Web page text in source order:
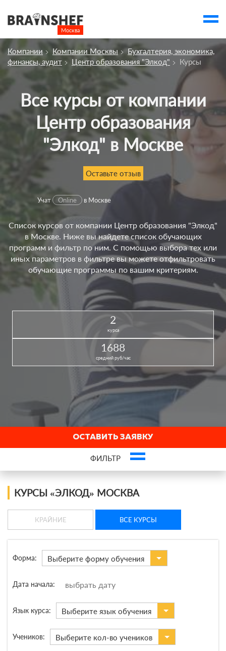
Москва
Выбор города
Посмотреть по России
account_balance
Сбросить компанию
О компании
Отзывы
Контакты
Вузы
Компании Компании Москвы
Бухгалтерия, экономика,
финансы, аудит
Центр образования "Элкод" Курсы
Все курсы от компании
Центр образования
"Элкод" в Москве
Оставьте отзыв
Учат Online в Москве
Список курсов от компании Центр образования "Элкод"
в Москве. Ниже вы найдете список обучающих
программ и фильтр по ним. С помощью выбора тех или
иных параметров в фильтре вы можете отфильтровать
обучающие программы по вашим критериям.
2
курса
1688
средний руб/час
КУРСЫ «ЭЛКОД» МОСКВА
КРАЙНИЕ ВСЕ КУРСЫ
Форма: Выберите форму обучения
Дата начала:
Язык курса: Выберите язык обучения
Учеников: Выберите кол-во учеников
ОСТАВИТЬ ЗАЯВКУ
ФИЛЬТР
клиентов